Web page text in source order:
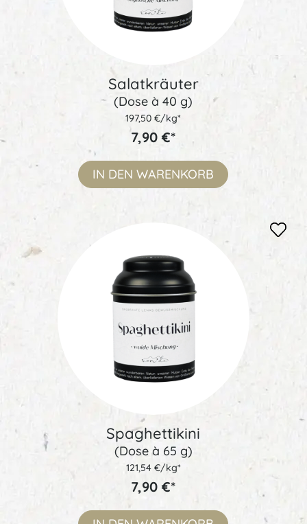
Salatkräuter
(Dose à 40 g)
197,50 €/kg*
7,90 €*
IN DEN WARENKORB
Spaghettikini
(Dose à 65 g)
121,54 €/kg*
7,90 €*